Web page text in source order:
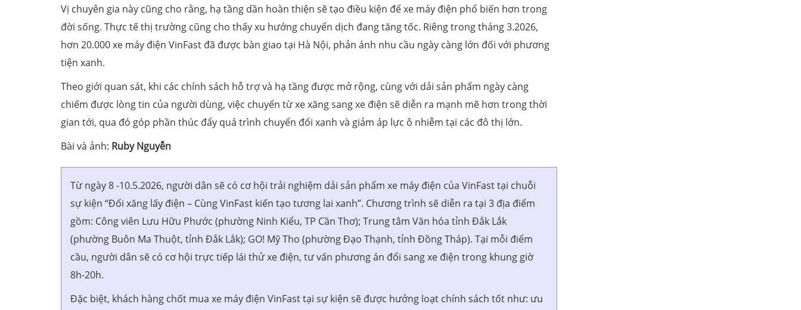
Vị chuyên gia này cũng cho rằng, hạ tầng dần hoàn thiện sẽ tạo điều kiện để xe máy điện phổ biến hơn trong
đời sống. Thực tế thị trường cũng cho thấy xu hướng chuyển dịch đang tăng tốc. Riêng trong tháng 3.2026,
hơn 20.000 xe máy điện VinFast đã được bàn giao tại Hà Nội, phản ánh nhu cầu ngày càng lớn đối với phương
tiện xanh.
Theo giới quan sát, khi các chính sách hỗ trợ và hạ tầng được mở rộng, cùng với dải sản phẩm ngày càng
chiếm được lòng tin của người dùng, việc chuyển từ xe xăng sang xe điện sẽ diễn ra mạnh mẽ hơn trong thời
gian tới, qua đó góp phần thúc đẩy quá trình chuyển đổi xanh và giảm áp lực ô nhiễm tại các đô thị lớn.
Bài và ảnh: Ruby Nguyễn
Từ ngày 8 -10.5.2026, người dân sẽ có cơ hội trải nghiệm dải sản phẩm xe máy điện của VinFast tại chuỗi
sự kiện “Đổi xăng lấy điện – Cùng VinFast kiến tạo tương lai xanh”. Chương trình sẽ diễn ra tại 3 địa điểm
gồm: Công viên Lưu Hữu Phước (phường Ninh Kiểu, TP Cần Thơ); Trung tâm Văn hóa tỉnh Đắk Lắk
(phường Buôn Ma Thuột, tỉnh Đắk Lắk); GO! Mỹ Tho (phường Đạo Thạnh, tỉnh Đồng Tháp). Tại mỗi điểm
cầu, người dân sẽ có cơ hội trực tiếp lái thử xe điện, tư vấn phương án đổi sang xe điện trong khung giờ
8h-20h.
Đặc biệt, khách hàng chốt mua xe máy điện VinFast tại sự kiện sẽ được hưởng loạt chính sách tốt như: ưu